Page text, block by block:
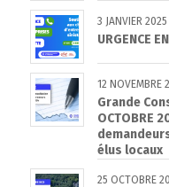
3 JANVIER 2025
URGENCE
12 NOVEMBRE
Grande
OCTOBRE
élus locaux
25 OCTOBRE